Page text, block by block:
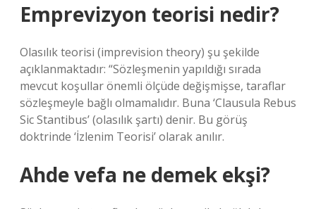
Emprevizyon teorisi nedir?
Olasılık teorisi (imprevision theory) şu şekilde
açıklanmaktadır: “Sözleşmenin yapıldığı sırada
mevcut koşullar önemli ölçüde değişmişse, taraflar
sözleşmeyle bağlı olmamalıdır. Buna ‘Clausula Rebus
Sic Stantibus’ (olasılık şartı) denir. Bu görüş
doktrinde ‘İzlenim Teorisi’ olarak anılır.
Ahde vefa ne demek ekşi?